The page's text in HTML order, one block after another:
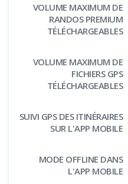
VOLUME MAXIMUM DE
RANDOS PREMIUM
TÉLÉCHARGEABLES
VOLUME MAXIMUM DE
FICHIERS GPS
TÉLÉCHARGEABLES
SUIVI GPS DES ITINÉRAIRES
SUR L'APP MOBILE
MODE OFFLINE DANS
L'APP MOBILE